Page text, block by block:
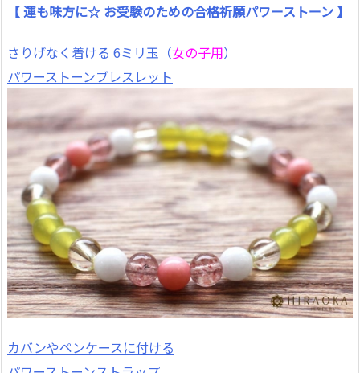
【 運も味方に☆ お受験のための合格祈願パワーストーン 】
さりげなく着ける 6ミリ玉（女の子用）
パワーストーンブレスレット
カバンやペンケースに付ける